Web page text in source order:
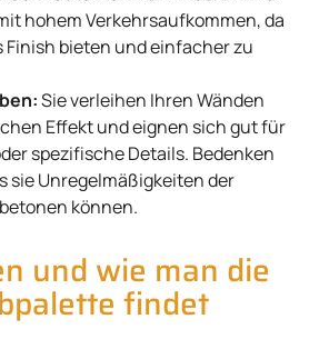
hohem Verkehrsaufkommen, da
Finish bieten und einfacher zu
Sie verleihen Ihren Wänden
Effekt und eignen sich gut für
spezifische Details. Bedenken
sie Unregelmäßigkeiten der
können.
und wie man die
findet